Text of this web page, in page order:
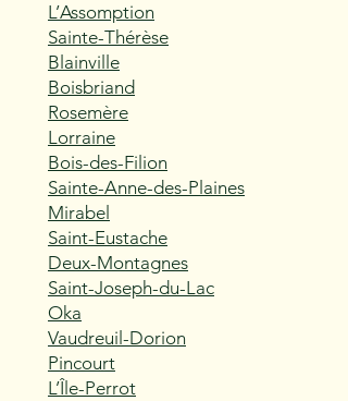
L’Assomption
Sainte-Thérèse
Blainville
Boisbriand
Rosemère
Lorraine
Bois-des-Filion
Sainte-Anne-des-Plaines
Mirabel
Saint-Eustache
Deux-Montagnes
Saint-Joseph-du-Lac
Oka
Vaudreuil-Dorion
Pincourt
L’Île-Perrot